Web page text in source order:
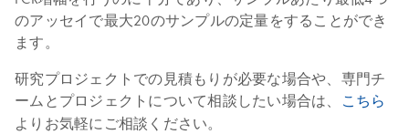
のアッセイで最大20のサンプルの定量をすることができ
ます。
研究プロジェクトでの見積もりが必要な場合や、専門チ
ームとプロジェクトについて相談したい場合は、
こちら
よりお気軽にご相談ください。